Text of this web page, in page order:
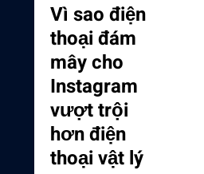
Vì sao điện
thoại đám
mây cho
Instagram
vượt trội
hơn điện
thoại vật lý